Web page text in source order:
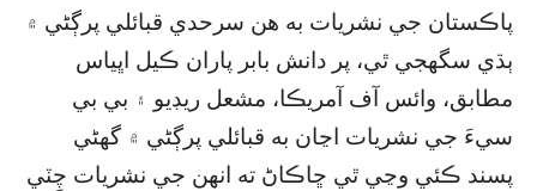
پاڪستان جي نشريات به هن سرحدي قبائلي پرڳڻي ۾
ٻڌي سگھجي ٿي، پر دانش بابر پاران ڪيل اڀياس
مطابق، وائس آف آمريڪا، مشعل ريڊيو ۽ بي بي
سيءَ جي نشريات اڃان به قبائلي پرڳڻي ۾ گھڻي
پسند ڪئي وڃي ٿي ڇاڪاڻ ته انهن جي نشريات چِٽي